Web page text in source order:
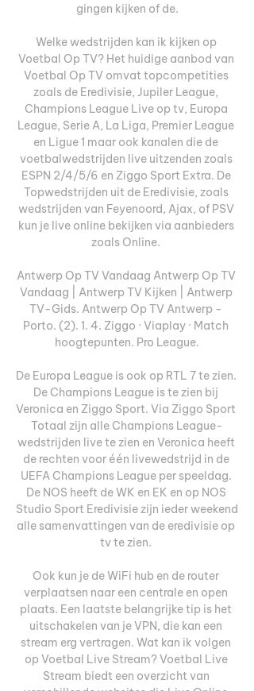
gingen kijken of de.
Welke wedstrijden kan ik kijken op
Voetbal Op TV? Het huidige aanbod van
Voetbal Op TV omvat topcompetities
zoals de Eredivisie, Jupiler League,
Champions League Live op tv, Europa
League, Serie A, La Liga, Premier League
en Ligue 1 maar ook kanalen die de
voetbalwedstrijden live uitzenden zoals
ESPN 2/4/5/6 en Ziggo Sport Extra. De
Topwedstrijden uit de Eredivisie, zoals
wedstrijden van Feyenoord, Ajax, of PSV
kun je live online bekijken via aanbieders
zoals Online.
Antwerp Op TV Vandaag Antwerp Op TV
Vandaag | Antwerp TV Kijken | Antwerp
TV-Gids. Antwerp Op TV Antwerp -
Porto. (2). 1. 4. Ziggo · Viaplay · Match
hoogtepunten. Pro League.
De Europa League is ook op RTL 7 te zien.
De Champions League is te zien bij
Veronica en Ziggo Sport. Via Ziggo Sport
Totaal zijn alle Champions League-
wedstrijden live te zien en Veronica heeft
de rechten voor één livewedstrijd in de
UEFA Champions League per speeldag.
De NOS heeft de WK en EK en op NOS
Studio Sport Eredivisie zijn ieder weekend
alle samenvattingen van de eredivisie op
tv te zien.
Ook kun je de WiFi hub en de router
verplaatsen naar een centrale en open
plaats. Een laatste belangrijke tip is het
uitschakelen van je VPN, die kan een
stream erg vertragen. Wat kan ik volgen
op Voetbal Live Stream? Voetbal Live
Stream biedt een overzicht van